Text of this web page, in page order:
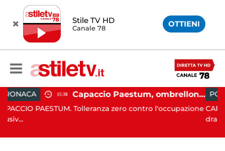
Stile TV HD
Canale 78 OTTIENI
Capaccio Paestum, ombrellone selvaggio: blitz della Municipale, sgomberate tutte le spiagge libere
zero contro l'occupazione
POLITICA 19:43
CAPACCIO PAESTUM. È